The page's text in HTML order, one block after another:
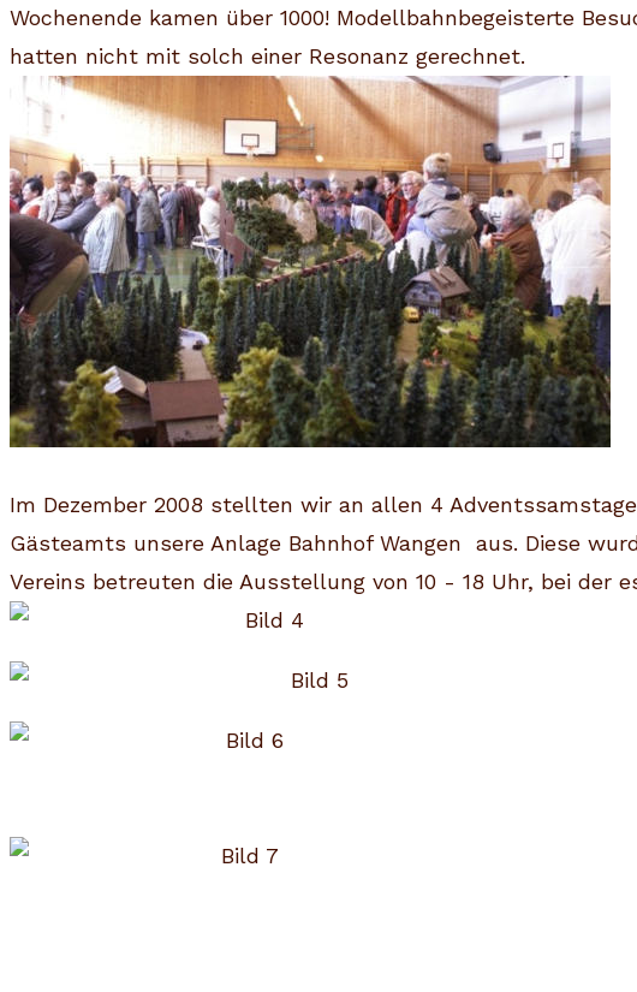
Wochenende kamen über 1000! Modellbahnbegeisterte
hatten nicht mit solch einer Resonanz gerechnet.
Im Dezember 2008 stellten wir an allen 4
Gästeamts unsere Anlage Bahnhof Wangen aus. Diese
Vereins betreuten die Ausstellung von 10 - 18 Uhr, bei der